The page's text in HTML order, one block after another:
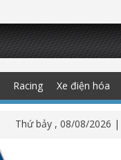
Racing Xe điện hóa
Thứ bảy , 08/08/2026 |